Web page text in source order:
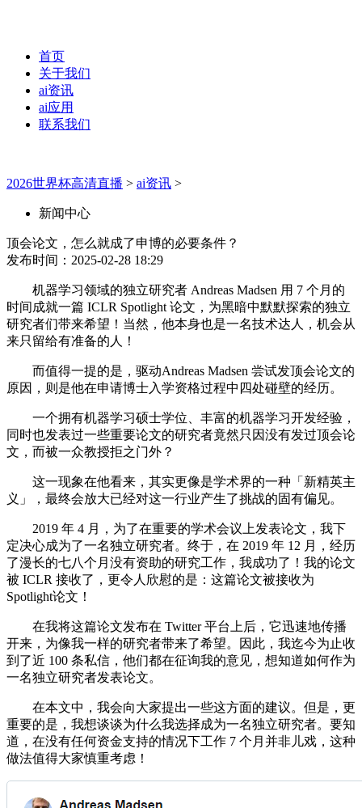
首页
关于我们
ai资讯
ai应用
联系我们
2026世界杯高清直播 > ai资讯 >
新闻中心
顶会论文，怎么就成了申博的必要条件？
发布时间：2025-02-28 18:29
机器学习领域的独立研究者 Andreas Madsen 用 7 个月的
时间成就一篇 ICLR Spotlight 论文，为黑暗中默默探索的独立
研究者们带来希望！当然，他本身也是一名技术达人，机会从
来只留给有准备的人！
而值得一提的是，驱动Andreas Madsen 尝试发顶会论文的
原因，则是他在申请博士入学资格过程中四处碰壁的经历。
一个拥有机器学习硕士学位、丰富的机器学习开发经验，
同时也发表过一些重要论文的研究者竟然只因没有发过顶会论
文，而被一众教授拒之门外？
这一现象在他看来，其实更像是学术界的一种「新精英主
义」，最终会放大已经对这一行业产生了挑战的固有偏见。
2019 年 4 月，为了在重要的学术会议上发表论文，我下
定决心成为了一名独立研究者。终于，在 2019 年 12 月，经历
了漫长的七八个月没有资助的研究工作，我成功了！我的论文
被 ICLR 接收了，更令人欣慰的是：这篇论文被接收为
Spotlight论文！
在我将这篇论文发布在 Twitter 平台上后，它迅速地传播
开来，为像我一样的研究者带来了希望。因此，我迄今为止收
到了近 100 条私信，他们都在征询我的意见，想知道如何作为
一名独立研究者发表论文。
在本文中，我会向大家提出一些这方面的建议。但是，更
重要的是，我想谈谈为什么我选择成为一名独立研究者。要知
道，在没有任何资金支持的情况下工作 7 个月并非儿戏，这种
做法值得大家慎重考虑！